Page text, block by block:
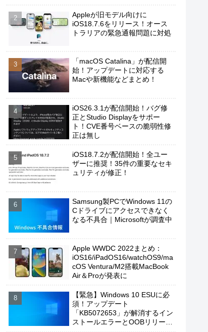
もおすすめ！
Appleが旧モデル向けに
iOS18.7.6をリリース！オース
トラリアの緊急通報問題に対処
「macOS Catalina」が配信開
始！アップデートに対応する
Macや新機能などまとめ！
iOS26.3.1が配信開始！バグ修
正とStudio Displayをサポー
ト！CVE番号ベースの脆弱性修
正は無し
iOS18.7.2が配信開始！全ユー
ザーに推奨！35件の重要なセキ
ュリティが修正！
Samsung製PCでWindows 11の
Cドライブにアクセスできなく
なる不具合｜Microsoftが調査中
Apple WWDC 2022まとめ：
iOS16/iPadOS16/watchOS9/ma
cOS Ventura/M2搭載MacBook
Air＆Proが発表に
【緊急】Windows 10 ESUに必
須！アップデート
「KB5072653」が解消するイン
ストールエラーとOOBリリース